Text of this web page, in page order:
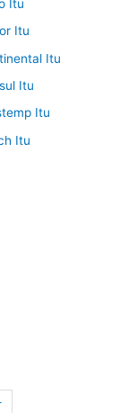
Itu
Itu
Itu
Itu
Itu
Itu